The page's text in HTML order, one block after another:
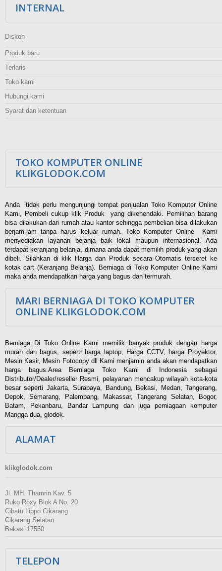
INTERNAL
Diskon
Produk baru
Terlaris
Toko kami
Hubungi kami
Syarat dan ketentuan
TOKO KOMPUTER ONLINE
KLIKGLODOK.COM
Anda tidak perlu mengunjungi tempat penjualan Toko Komputer Online
Kami, Pembeli cukup klik Produk yang dikehendaki. Pemilihan barang
bisa dilakukan dari rumah atau kantor sehingga pembelian bisa dilakukan
berjam-jam tanpa harus keluar rumah. Toko Komputer Online Kami
menyediakan layanan belanja baik lokal maupun internasional. Ada
terdapat keranjang belanja, dimana anda dapat memilih produk yang akan
dibeli. Silahkan di klik Harga dan Produk secara Otomatis terseret ke
kotak cart (Keranjang Belanja). Berniaga di Toko Komputer Online Kami
maka anda mendapatkan harga yang bagus dan termurah.
MARI BERNIAGA DI TOKO KOMPUTER
ONLINE KLIKGLODOK.COM
Berniaga Di Toko Online Kami memilik banyak produk dengan harga
murah dan bagus, seperti harga laptop, Harga CCTV, harga Proyektor,
Mesin Kasir, Mesin Fotocopy dll Kami menjamin anda akan mendapatkan
harga bagus.Area Berniaga Toko Kami di Indonesia sebagai
Distributor/Dealer/reseller Resmi, pelayanan mencakup wilayah kota-kota
besar seperti Jakarta, Surabaya, Bandung, Bekasi, Medan, Tangerang,
Depok, Semarang, Palembang, Makassar, Tangerang Selatan, Bogor,
Batam, Pekanbaru, Bandar Lampung dan juga perniagaan komputer
Mangga dua, glodok.
ALAMAT
klikglodok.com
Jl. MH. Thamrin Kav. 5
Ruko Roxy Blok A No. 20
Cibatu Lippo Cikarang
Cikarang Selatan
Bekasi 17550
TELEPON